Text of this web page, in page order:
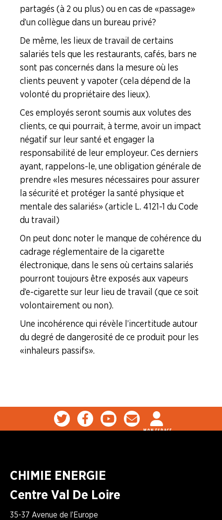
partagés (à 2 ou plus) ou en cas de « passage »
d’un collègue dans un bureau privé ?
De même, les lieux de travail de certains
salariés tels que les restaurants, cafés, bars ne
sont pas concernés dans la mesure où les
clients peuvent y vapoter (cela dépend de la
volonté du propriétaire des lieux).
Ces employés seront soumis aux volutes des
clients, ce qui pourrait, à terme, avoir un impact
négatif sur leur santé et engager la
responsabilité de leur employeur. Ces derniers
ayant, rappelons-le, une obligation générale de
prendre « les mesures nécessaires pour assurer
la sécurité et protéger la santé physique et
mentale des salariés » (article L. 4121-1 du Code
du travail)
On peut donc noter le manque de cohérence du
cadrage réglementaire de la cigarette
électronique, dans le sens où certains salariés
pourront toujours être exposés aux vapeurs
d’e-cigarette sur leur lieu de travail (que ce soit
volontairement ou non).
Une incohérence qui révèle l’incertitude autour
du degré de dangerosité de ce produit pour les
« inhaleurs passifs ».
MON ESPACE
CHIMIE ENERGIE
Centre Val De Loire
35-37 Avenue de l’Europe